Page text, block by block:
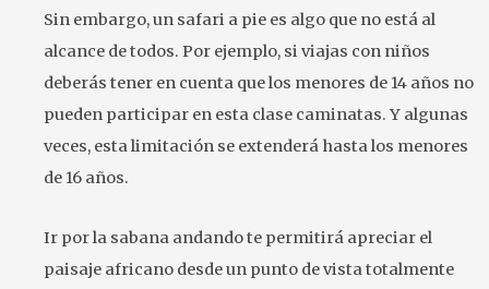
Sin embargo, un safari a pie es algo que no está al
alcance de todos. Por ejemplo, si viajas con niños
deberás tener en cuenta que los menores de 14 años no
pueden participar en esta clase caminatas. Y algunas
veces, esta limitación se extenderá hasta los menores
de 16 años.
Ir por la sabana andando te permitirá apreciar el
paisaje africano desde un punto de vista totalmente